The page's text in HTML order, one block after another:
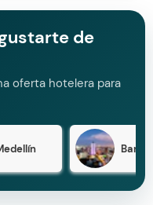
de
oferta hotelera para